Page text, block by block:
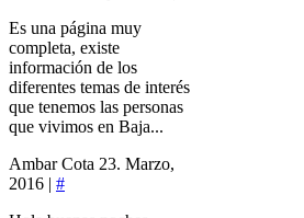
Es una página muy
completa, existe
información de los
diferentes temas de interés
que tenemos las personas
que vivimos en Baja...
Ambar Cota 23. Marzo,
2016 | #